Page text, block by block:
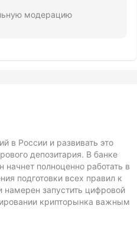
модерацию
в России и развивать это
депозитария. В банке
полноценно работать в
подготовки всех правил к
намерен запустить цифровой
крипторынка важным